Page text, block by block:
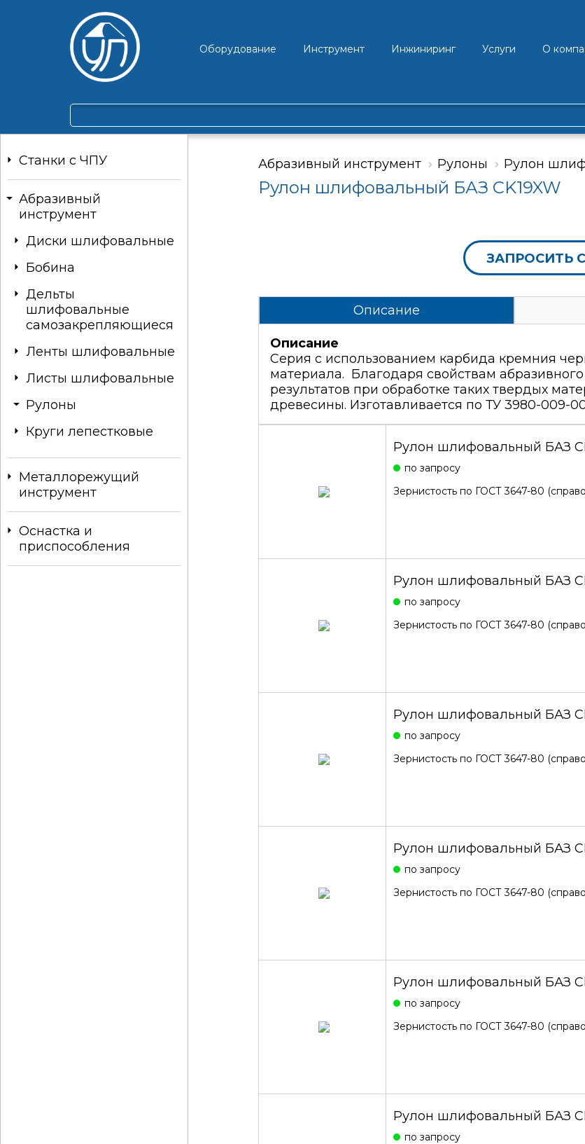
Оборудование Инструмент Инжиниринг Услуги О
Станки c ЧПУ
Абразивный
инструмент
Диски шлифовальные
Бобина
Дельты
шлифовальные
самозакрепляющиеся
Ленты шлифовальные
Листы шлифовальные
Рулоны
Круги лепестковые
Металлорежущий
инструмент
Оснастка и
приспособления
Абразивный инструмент Рулоны Рулон
Рулон шлифовальный БАЗ CK19XW
ЗАПРОСИТЬ
Описание
Описание
Серия с использованием карбида кремния
материала. Благодаря свойствам
результатов при обработке таких твердых
древесины. Изготавливается по ТУ 3980-009-
Рулон шлифовальный БАЗ
по запросу
Зернистость по ГОСТ 3647-80
Рулон шлифовальный БАЗ
по запросу
Зернистость по ГОСТ 3647-80
Рулон шлифовальный БАЗ
по запросу
Зернистость по ГОСТ 3647-80
Рулон шлифовальный БАЗ
по запросу
Зернистость по ГОСТ 3647-80
Рулон шлифовальный БАЗ
по запросу
Зернистость по ГОСТ 3647-80
Рулон шлифовальный БАЗ
по запросу